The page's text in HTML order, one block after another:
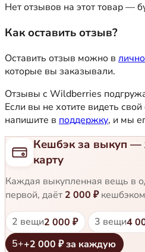
Нет отзывов на этот товар —
Как оставить отзыв?
Оставить отзыв можно в
которые вы заказывали.
Отзывы с Wildberries
Если вы не хотите видеть
напишите в поддержку, и мы
Кешбэк за выкуп —
карту
Каждая выкупленная вещь в
первой, даёт 2 000 ₽
2 вещи2 000 ₽ 3 вещи4
5++2 000 ₽ за каждую